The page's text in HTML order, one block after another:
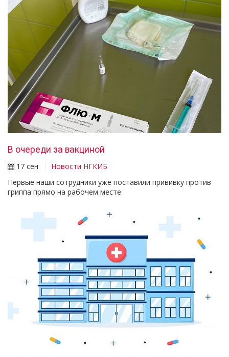
В очереди за вакциной
17 сен
Новости НГКИБ
Первые наши сотрудники уже поставили прививку против
гриппа прямо на рабочем месте